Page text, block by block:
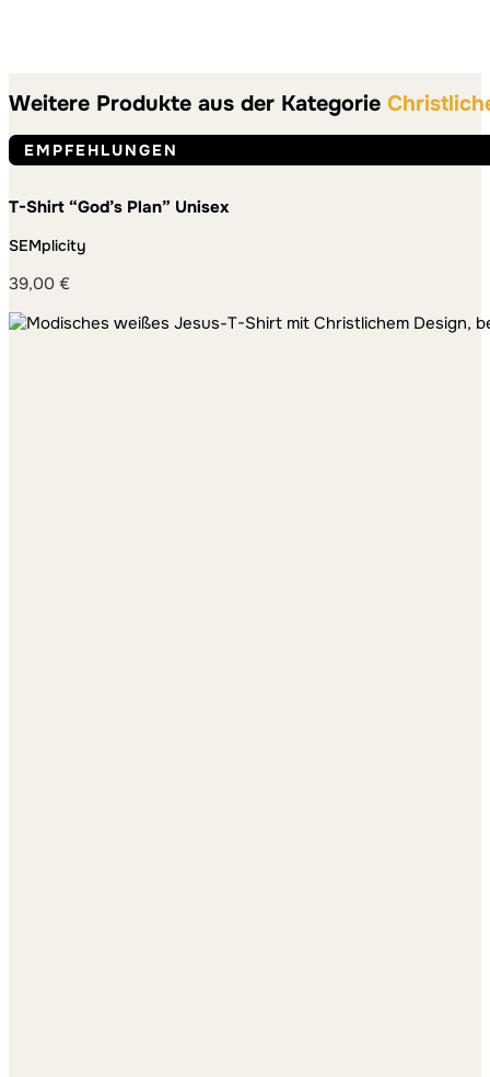
Weitere Produkte aus der Kategorie
EMPFEHLUNGEN
T-Shirt “God’s Plan” Unisex
SEMplicity
39,00 €